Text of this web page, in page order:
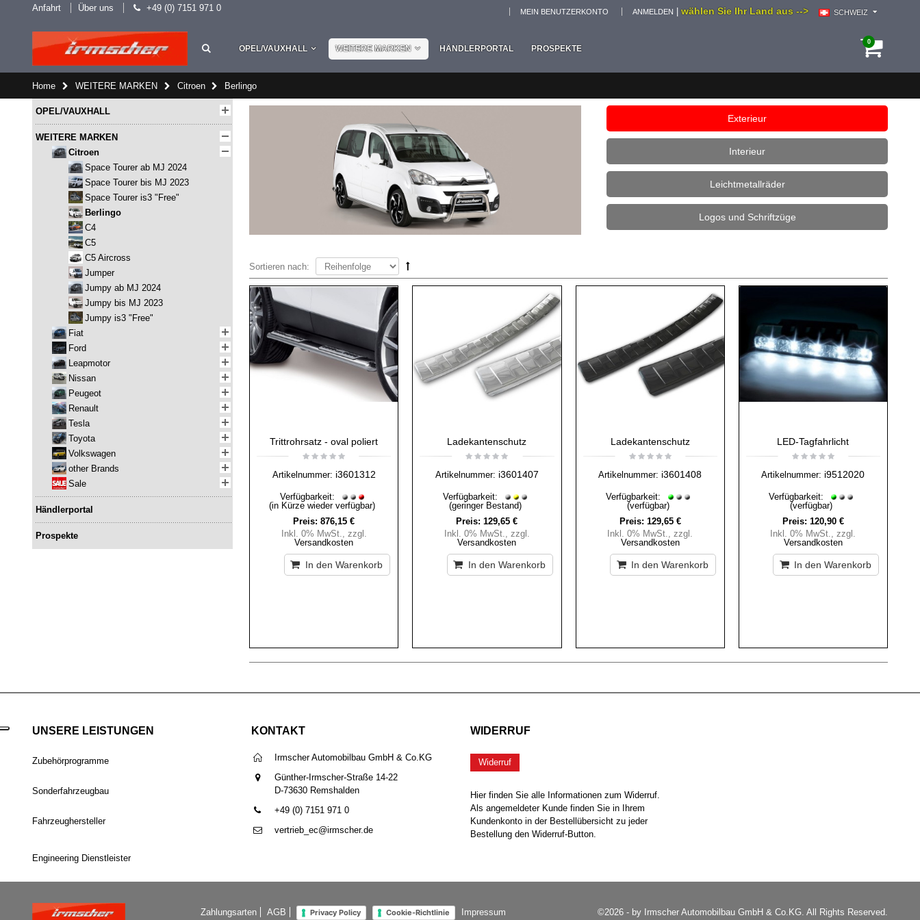
Anfahrt Über uns +49 (0) 7151 971 0 wählen Sie Ihr Land aus --> SCHWEIZ
MEIN BENUTZERKONTO ANMELDEN
0
OPEL/VAUXHALL WEITERE MARKEN HÄNDLERPORTAL PROSPEKTE
Home WEITERE MARKEN Citroen Berlingo
Exterieur
Interieur
Leichtmetallräder
Logos und Schriftzüge
Sortieren nach:
Trittrohrsatz - oval poliert
Artikelnummer: i3601312
Verfügbarkeit:
(in Kürze wieder verfügbar)
Preis: 876,15 €
Inkl. 0% MwSt., zzgl.
Versandkosten
In den Warenkorb
Ladekantenschutz
Artikelnummer: i3601407
Verfügbarkeit:
(geringer Bestand)
Preis: 129,65 €
Inkl. 0% MwSt., zzgl.
Versandkosten
In den Warenkorb
Ladekantenschutz
Artikelnummer: i3601408
Verfügbarkeit:
(verfügbar)
Preis: 129,65 €
Inkl. 0% MwSt.,zzgl.
Versandkosten
In den Warenkorb
LED-Tagfahrlicht
Artikelnummer: i9512020
Verfügbarkeit:
(verfügbar)
Preis: 120,90 €
Inkl. 0% MwSt.,zzgl.
Versandkosten
In den Warenkorb
OPEL/VAUXHALL
WEITERE MARKEN
Citroen
Space Tourer ab MJ 2024
Space Tourer bis MJ 2023
Space Tourer is3 "Free"
Berlingo
C4
C5
C5 Aircross
Jumper
Jumpy ab MJ 2024
Jumpy bis MJ 2023
Jumpy is3 "Free"
Fiat
Ford
Leapmotor
Nissan
Peugeot
Renault
Tesla
Toyota
Volkswagen
other Brands
Sale
Händlerportal
Prospekte
UNSERE LEISTUNGEN
Zubehörprogramme
Sonderfahrzeugbau
Fahrzeughersteller
Engineering Dienstleister
KONTAKT
Irmscher Automobilbau GmbH & Co.KG
Günther-Irmscher-Straße 14-22
D-73630 Remshalden
+49 (0) 7151 971 0
vertrieb_ec@irmscher.de
WIDERRUF
Widerruf
Hier finden Sie alle Informationen zum Widerruf.
Als angemeldeter Kunde finden Sie in Ihrem
Kundenkonto in der Bestellübersicht zu jeder
Bestellung den Widerruf-Button.
Zahlungsarten AGB Privacy Policy Cookie-Richtlinie Impressum ©2026 - by Irmscher Automobilbau GmbH & Co.KG. All Rights Reserved.